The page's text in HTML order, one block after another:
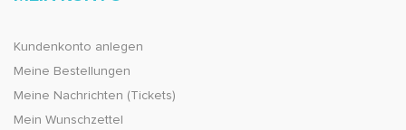
Kundenkonto anlegen
Meine Bestellungen
Meine Nachrichten (Tickets)
Mein Wunschzettel